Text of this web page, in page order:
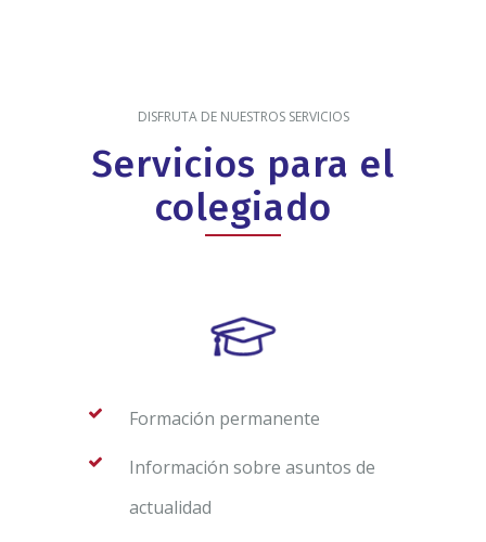
DISFRUTA DE NUESTROS SERVICIOS
Servicios para el
colegiado
Formación permanente
Información sobre asuntos de
actualidad